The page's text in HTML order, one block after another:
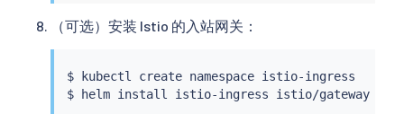
（可选）安装 Istio 的入站网关：
$ kubectl create namespace istio-ingress
$
helm install